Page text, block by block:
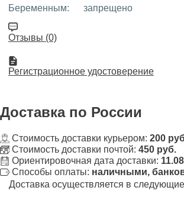
Беременным:
запрещено
Отзывы (0)
Регистрационное удостоверение
Доставка по России
Стоимость доставки курьером: 200
Стоимость доставки почтой: 450 руб.
Ориентировочная дата доставки:
Способы оплаты: наличными,
Доставка осуществляется в